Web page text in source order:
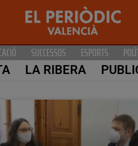
SUCCESSOS ESPORTS
LA RIBERA